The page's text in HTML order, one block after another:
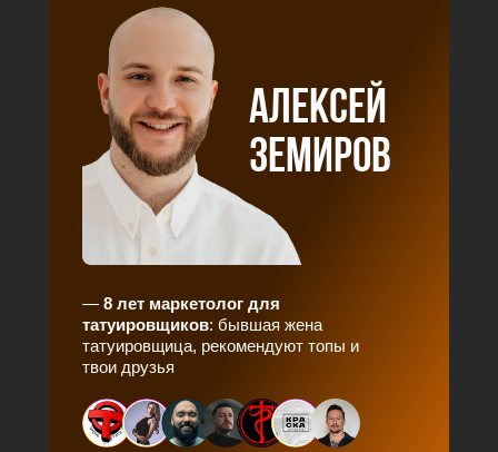
— 8 лет маркетолог для
татуировщиков: бывшая жена
татуировщица, рекомендуют топы и
твои друзья
Алексей
Земиров